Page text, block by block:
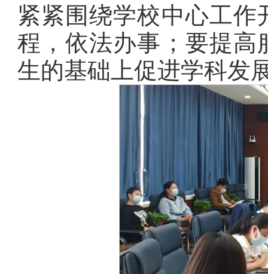
紧紧围绕学校中心工
程，依法办事；要提高
生的基础上促进学科发